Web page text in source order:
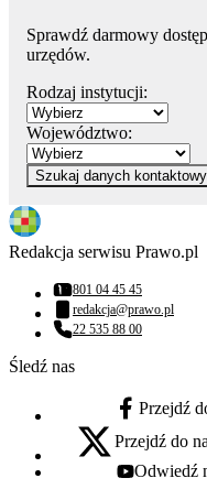
Sprawdź darmowy
urzędów.
Rodzaj instytucji:
Województwo:
Szukaj danych
Redakcja serwisu Prawo.pl
Numer telefonu:
801 04 45 45
Adres email:
redakcja@prawo.pl
Numer telefonu:
22 535 88 00
Śledź nas
facebook -
Przejdź
x - otwiera się w nowej
Przejdź do
youtube -
Odwiedź